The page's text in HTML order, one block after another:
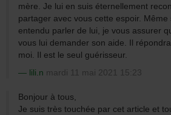
mère. Je lui en suis éternellement
partager avec vous cette espoir.
entendu parler de lui, je vous assurer
vous lui demander son aide. Il
moi. Il est le seul guérisseur.
lili.n mardi 11 mai 2021 15:23
Bonjour à tous,
Je suis très touchée par cet article et